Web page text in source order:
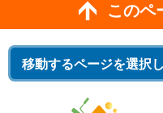
このペ